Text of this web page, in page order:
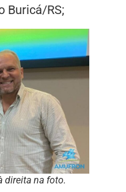
Buricá/RS;
direita na foto.